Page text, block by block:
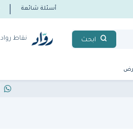
أسئلة شائعة
ابحث نقاط رواد